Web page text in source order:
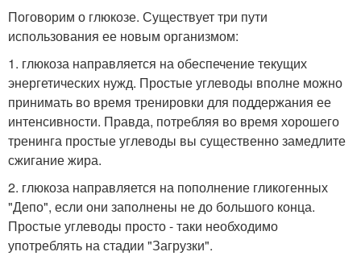
Поговорим о глюкозе. Существует три пути
использования ее новым организмом:
1. глюкоза направляется на обеспечение текущих
энергетических нужд. Простые углеводы вполне можно
принимать во время тренировки для поддержания ее
интенсивности. Правда, потребляя во время хорошего
тренинга простые углеводы вы существенно замедлите
сжигание жира.
2. глюкоза направляется на пополнение гликогенных
"Депо", если они заполнены не до большого конца.
Простые углеводы просто - таки необходимо
употреблять на стадии "Загрузки".